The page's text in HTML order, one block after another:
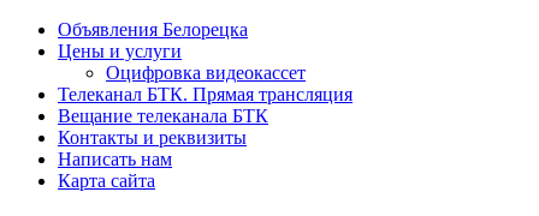
Объявления Белорецка
Цены и услуги
Оцифровка видеокассет
Телеканал БТК. Прямая трансляция
Вещание телеканала БТК
Контакты и реквизиты
Написать нам
Карта сайта